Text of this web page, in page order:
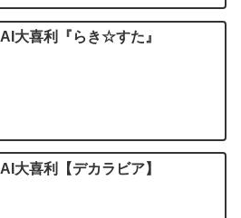
AI大喜利『らき☆すた』
AI大喜利【デカラビア】